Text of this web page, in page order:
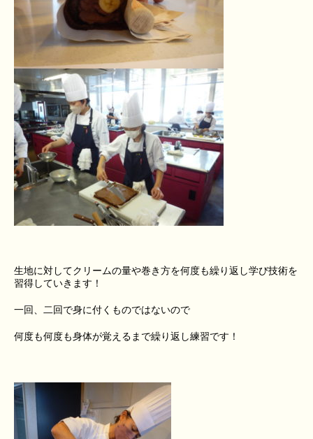
生地に対してクリームの量や巻き方を何度も繰り返し学び技術を
習得していきます！
一回、二回で身に付くものではないので
何度も何度も身体が覚えるまで繰り返し練習です！